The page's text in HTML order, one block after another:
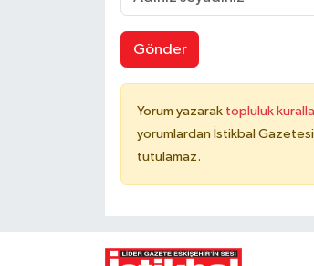
Gönder
Yorum yazarak topluluk
yorumlardan İstikbal
tutulamaz.